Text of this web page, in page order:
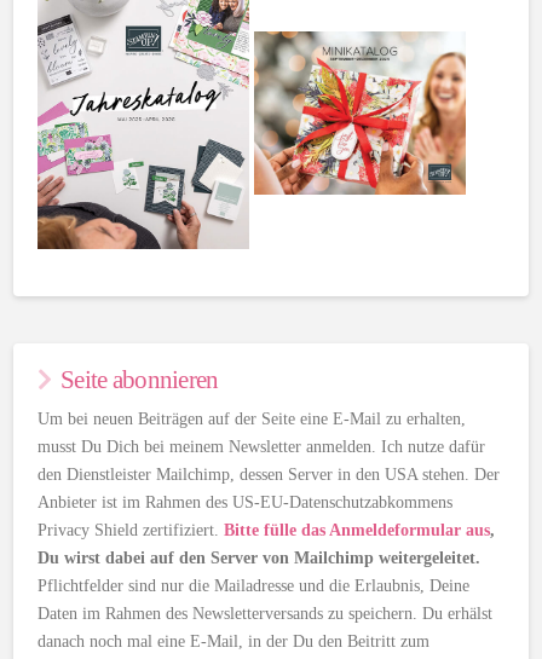
Seite abonnieren
Um bei neuen Beiträgen auf der Seite eine E-Mail zu erhalten,
musst Du Dich bei meinem Newsletter anmelden. Ich nutze dafür
den Dienstleister Mailchimp, dessen Server in den USA stehen. Der
Anbieter ist im Rahmen des US-EU-Datenschutzabkommens
Privacy Shield zertifiziert.Bitte fülle das Anmeldeformular aus,
Du wirst dabei auf den Server von Mailchimp weitergeleitet.
Pflichtfelder sind nur die Mailadresse und die Erlaubnis, Deine
Daten im Rahmen des Newsletterversands zu speichern. Du erhälst
danach noch mal eine E-Mail, in der Du den Beitritt zum